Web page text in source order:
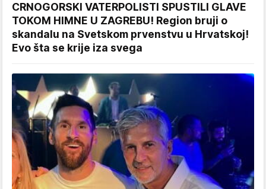
CRNOGORSKI VATERPOLISTI SPUSTILI GLAVE
TOKOM HIMNE U ZAGREBU! Region bruji o
skandalu na Svetskom prvenstvu u Hrvatskoj!
Evo šta se krije iza svega